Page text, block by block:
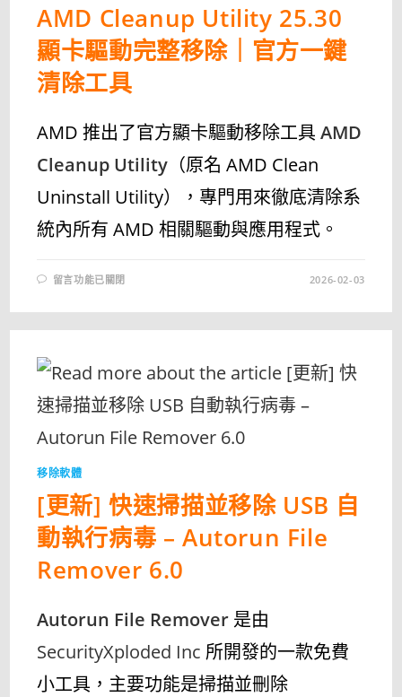
空
間〉
中
AMD Cleanup Utility 25.30
顯卡驅動完整移除｜官方一鍵
清除工具
AMD 推出了官方顯卡驅動移除工具AMD
Cleanup Utility （原名 AMD Clean
Uninstall Utility），專門用來徹底清除系
統內所有 AMD 相關驅動與應用程式。
在
〈AMD
UTILITY
動
完
整
移
除
｜
官
一
鍵
除
工
具〉
中
留言功能已關閉 2026-02-03
移除軟體
[更新] 快速掃描並移除 USB 自
動執行病毒 – Autorun File
Remover 6.0
Autorun File Remover 是由
SecurityXploded Inc 所開發的一款免費
小工具，主要功能是掃描並刪除